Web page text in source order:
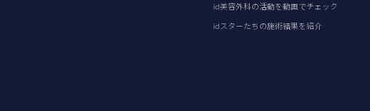
id美容外科の活動を動画でチェック
idスターたちの施術結果を紹介